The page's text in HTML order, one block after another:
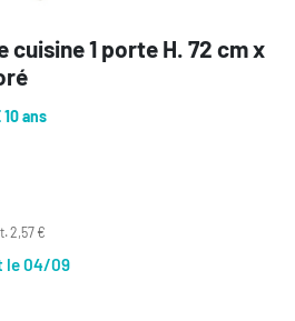
cuisine 1 porte H. 72 cm x
10 ans
2,57 €
le 04/09